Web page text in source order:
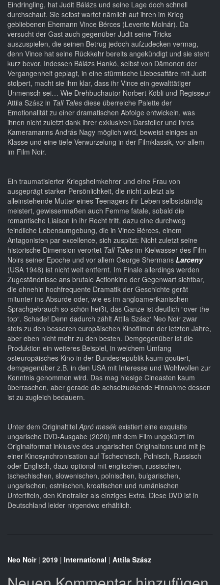
Eindringling, hat Judit Bálázs und seine Lage doch schnell
durchschaut. Sie selbst wartet nämlich auf ihren im Krieg
gebliebenen Ehemann Vince Bérces (Levente Molnár). Da
versucht der Gast auch gegenüber Judit seine Tricks
auszuspielen, die seinen Betrug jedoch aufzudecken vermag,
denn Vince hat seine Rückkehr bereits angekündigt und sie steht
kurz bevor. Indessen Bálázs Hankó, selbst von Dämonen der
Vergangenheit geplagt, in eine stürmische Liebesaffäre mit Judit
stolpert, macht sie ihm klar, dass ihr Vince ein gewalttätiger
Unmensch sei… Wie Drehbuchautor Norbert Köbli und Regisseur
Attila Szász in Tall Tales diese überreiche Palette der
Emotionalität zu einer dramatischen Abfolge entwickeln, was
ihnen nicht zuletzt dank ihrer exklusiven Darsteller und ihres
Kameramanns András Nagy möglich wird, beweist einiges an
Klasse und eine tiefe Verwurzelung in der Filmklassik, vor allem
im Film Noir.
Ein traumatisierter Kriegsheimkehrer und eine Frau von
ausgeprägt starker Persönlichkeit, die nicht zuletzt als
alleinstehende Mutter eines Teenagers ihr Leben selbstständig
meistert, gewissermaßen auch Femme fatale, sobald die
romantische Liaison in ihr Recht tritt, dazu eine durchweg
feindliche Lebensumgebung, die in Vince Bérces, einem
Antagonisten par excellence, sich zuspitzt: Nicht zuletzt seine
historische Dimension verortet Tall Tales im Kielwasser des Film
Noirs seiner Epoche und vor allem George Shermans Larceny
(USA 1948) ist nicht weit entfernt. Im Finale allerdings werden
Zugeständnisse ans brutale Actionkino der Gegenwart sichtbar,
die ohnehin hochfrequente Dramatik der Geschichte gerät
mitunter ins Absurde oder, wie es im angloamerikanischen
Sprachgebrauch so schön heißt, das Ganze ist deutlich “over the
top“. Schade! Denn dadurch zählt Attila Szász‘ Neo Noir zwar
stets zu den besseren europäischen Kinofilmen der letzten Jahre,
aber eben nicht mehr zu den besten. Demgegenüber ist die
Produktion ein weiteres Beispiel, in welchem Umfang
osteuropäisches Kino in der Bundesrepublik kaum goutiert,
demgegenüber z.B. in den USA mit Interesse und Wohlwollen zur
Kenntnis genommen wird. Das mag hiesige Cineasten kaum
überraschen, aber gerade die achselzuckende Hinnahme dessen
ist zu zugleich bedauern.
Unter dem OriginaltitelApró mesék existiert eine exquisite
ungarische DVD-Ausgabe (2020) mit dem Film ungekürzt im
Originalformat inklusive des ungarischen Originaltons und mit je
einer Kinosynchronisation auf Tschechisch, Polnisch, Russisch
oder Englisch, dazu optional mit englischen, russischen,
tschechischen, slowenischen, polnischen, bulgarischen,
ungarischen, estnischen, kroatischen und rumänischen
Untertiteln, den Kinotrailer als einziges Extra. Diese DVD ist in
Deutschland leider nirgendwo erhältlich.
Neo Noir| 2019 | International | Attila Szász